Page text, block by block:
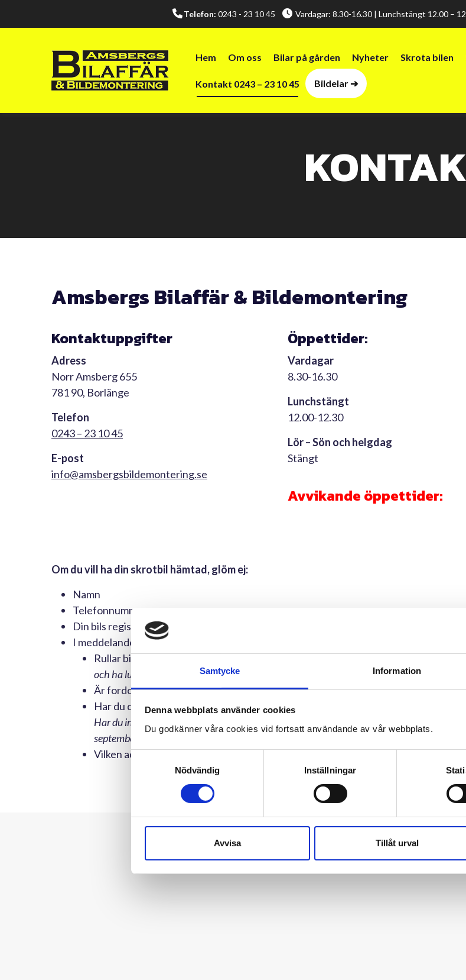
Samtycke Information
Denna webbplats använder cookies
Du godkänner våra cookies vid fortsatt användande av vår webbplats.
Samtyckesval
Nödvändig
Inställningar
Avvisa Tillåt urval
Telefon: 0243 - 23 10 45 Vardagar: 8.30-16.30 | Lunchstängt 12.00 –
Hem Om oss Bilar på gården Nyheter Skrota bilen
Kontakt 0243 – 23 10 45 Bildelar ➔
Amsbergs Bilaffär & Bildemontering
Kontaktuppgifter
Adress
Norr Amsberg 655
781 90, Borlänge
Telefon
0243 – 23 10 45
E-post
info@amsbergsbildemontering.se
Öppettider:
Vardagar
8.30-16.30
Lunchstängt
12.00-12.30
Lör – Sön och helgdag
Stängt
Avvikande öppettider:
Om du vill ha din skrotbil hämtad, glöm ej:
Namn
Telefonnummer
Din bils registreringsnummer
I meddelanderutan önskar vi följande information:
Rullar bilen?(För att vi ska kunna ta två bilar åt gången måste bakhjulen rulla
och ha luft i).
Är fordonet komplett?
Har du ditt
senasteregistreringsbevis till hands?
Har du inte ansökt om/fått det nya registreringsbeviset, som började gälla den 2
september 2004, är det gamla fortfarande giltigt).
Vilken adress ska bilen hämtas på?